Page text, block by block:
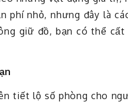
phí nhỏ, nhưng đây là
giữ đồ, bạn có thể
tiết lộ số phòng cho